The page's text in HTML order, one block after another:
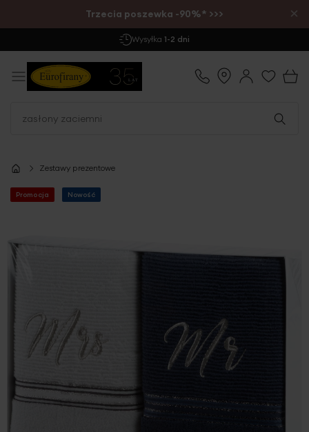
Trzecia poszewka -90%* >>> ×
Wysyłka 1-2 dni
Zestawy prezentowe
koniec
galerii
Promocja Nowość